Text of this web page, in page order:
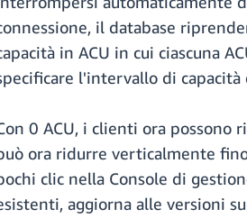
il database
in ACU in cui ciascuna
l'intervallo di
0 ACU, i clienti ora possono
ora ridurre verticalmente
clic nella Console di
aggiorna alle versioni